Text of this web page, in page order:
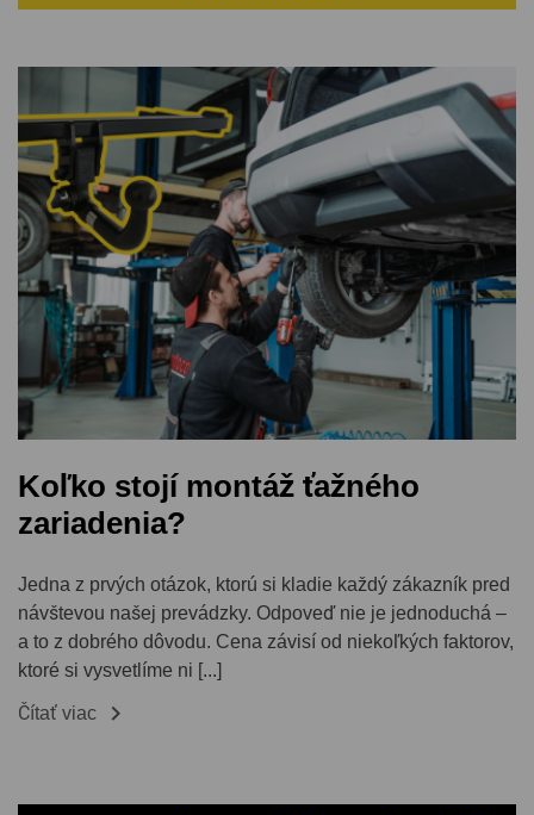
Koľko stojí montáž ťažného
zariadenia?
Jedna z prvých otázok, ktorú si kladie každý zákazník pred
návštevou našej prevádzky. Odpoveď nie je jednoduchá –
a to z dobrého dôvodu. Cena závisí od niekoľkých faktorov,
ktoré si vysvetlíme ni [...]
Čítať viac 